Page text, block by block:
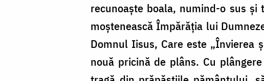
recunoaşte boala, numind-o sus şi
moştenească Împărăţia lui
Domnul Iisus, Care este „Învierea
nouă pricină de plâns. Cu